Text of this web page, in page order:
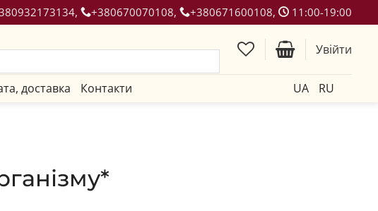
+380670070108, +380671600108, 11:00-19:00
Увійти
доставка Контакти UA RU